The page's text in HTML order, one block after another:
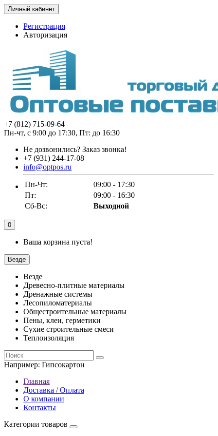
Личный кабинет
Регистрация
Авторизация
+7 (812) 715-09-64
Пн-чт, с 9:00 до 17:30, Пт: до 16:30
Не дозвонились? Заказ звонка!
+7 (931) 244-17-08
info@optpos.ru
Пн-Чт:
09:00 - 17:30
Пт:
09:00 - 16:30
Сб-Вс:
Выходной
0
Ваша корзина пуста!
Везде
Везде
Древесно-плитные материалы
Дренажные системы
Лесопиломатериалы
Общестроительные материалы
Пены, клеи, герметики
Сухие строительные смеси
Теплоизоляция
Например: Гипсокартон
Главная
Доставка / Оплата
О компании
Контакты
Категории товаров